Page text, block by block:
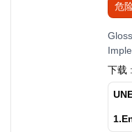
危
下载 :